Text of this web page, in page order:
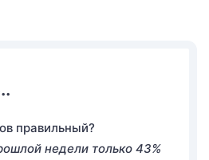
правильный?
недели только 43%